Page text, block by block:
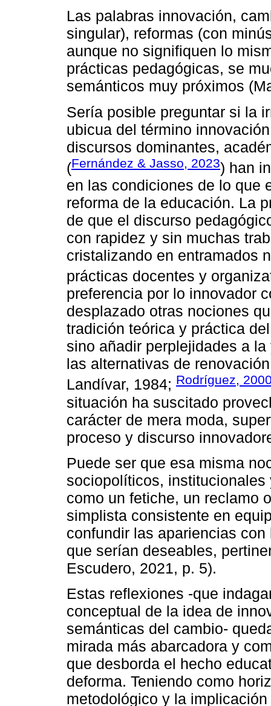
Las palabras innovación,
singular), reformas (con
aunque no signifiquen lo
prácticas pedagógicas, se
semánticos muy próximos
Sería posible preguntar si la
ubicua del término
discursos dominantes,
(Fernández & Jasso, 2023) han
en las condiciones de lo que
reforma de la educación. La
de que el discurso
con rapidez y sin muchas
cristalizando en entramados
prácticas docentes y
preferencia por lo innovador
desplazado otras nociones
tradición teórica y práctica
sino añadir perplejidades a
las alternativas de
Landívar, 1984; Rodríguez,
situación ha suscitado
carácter de mera moda,
proceso y discurso
Puede ser que esa misma
sociopolíticos,
como un fetiche, un reclamo
simplista consistente en
confundir las apariencias
que serían deseables,
Escudero, 2021, p. 5).
Estas reflexiones -que
conceptual de la idea de
semánticas del cambio-
mirada más abarcadora y
que desborda el hecho
deforma. Teniendo como
metodológico y la